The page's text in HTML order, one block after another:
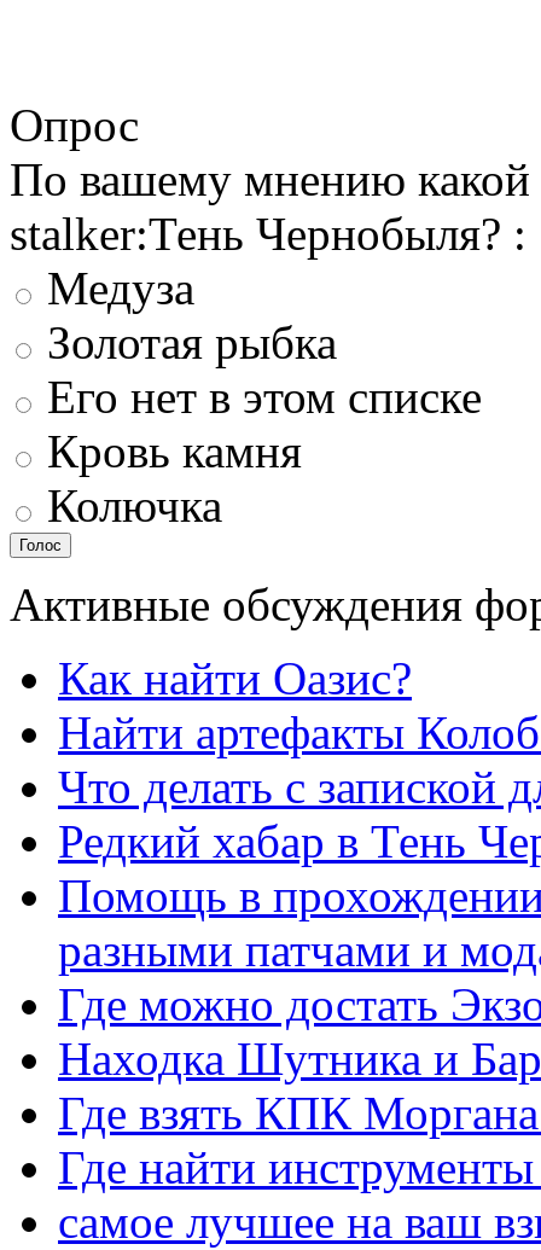
Опрос
По вашему мнению
stalker:Тень Чернобыля? :
Медуза
Золотая рыбка
Его нет в этом списке
Кровь камня
Колючка
Активные обсуждения
Как найти Оазис?
Найти артефакты
Что делать с запиской
Редкий хабар в Тень
Помощь в
разными патчами и
Где можно достать
Находка Шутника и
Где взять КПК
Где найти
самое лучшее на ваш